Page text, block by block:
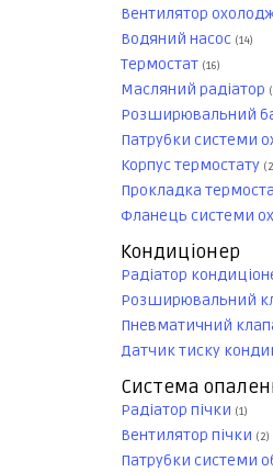
Вентилятор
Водяний насос (14)
Термостат (16)
Масляний радіатор
Розширювальний
Патрубки системи
Корпус термостату
Прокладка
Фланець системи
Кондиціонер
Радіатор
Розширювальний
Пневматичний
Датчик тиску
Система
Радіатор пічки (1)
Вентилятор пічки (2)
Патрубки системи